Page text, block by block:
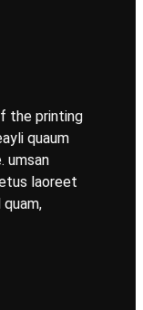
the printing
quaum
umsan
laoreet